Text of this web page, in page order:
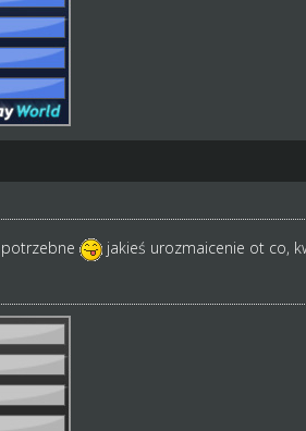
potrzebne
jakieś urozmaicenie ot co,